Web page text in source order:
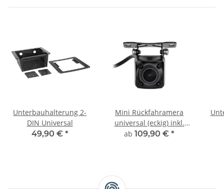
Unterbauhalterung 2-
DIN Universal
49,90 € *
Mini Rückfahramera
universal (eckig) inkl.
Nachtsicht
ab 109,90 € *